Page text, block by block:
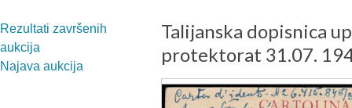
Rezultati završenih
aukcija
Najava aukcija
Talijanska dopisnica
protektorat 31.07.